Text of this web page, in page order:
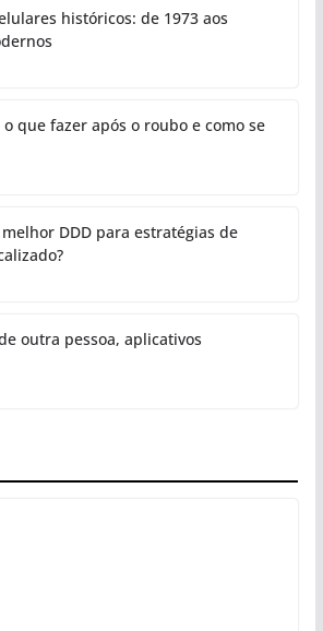
históricos: de 1973 aos
que fazer após o roubo e como se
DDD para estratégias de
outra pessoa, aplicativos